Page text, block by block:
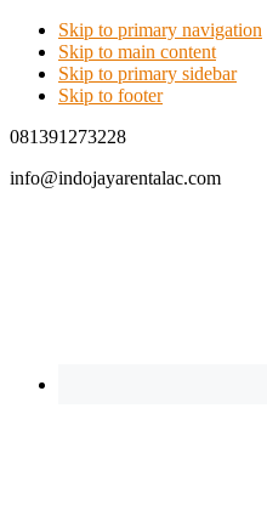
Skip to primary navigation
Skip to main content
Skip to primary sidebar
Skip to footer
081391273228
info@indojayarentalac.com